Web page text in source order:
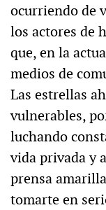
ocurriendo de
los actores de
que, en la
medios de
Las estrellas
vulnerables,
luchando
vida privada y
prensa
tomarte en